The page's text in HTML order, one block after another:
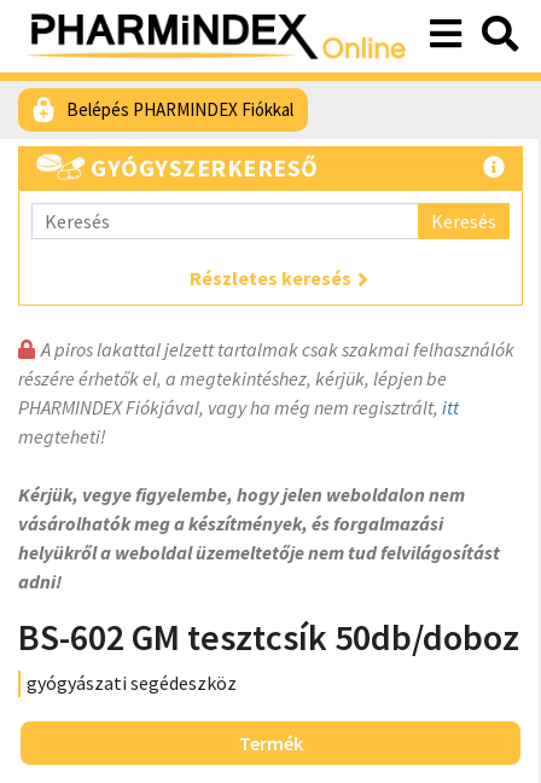
Belépés PHARMINDEX Fiókkal
GYÓGYSZERKERESŐ
Keresés
Részletes keresés
A piros lakattal jelzett tartalmak csak szakmai felhasználók
részére érhetők el, a megtekintéshez, kérjük, lépjen be
PHARMINDEX Fiókjával, vagy ha még nem regisztrált, itt
megteheti!
Kérjük, vegye figyelembe, hogy jelen weboldalon nem
vásárolhatók meg a készítmények, és forgalmazási
helyükről a weboldal üzemeltetője nem tud felvilágosítást
adni!
BS-602 GM tesztcsík 50db/doboz
gyógyászati segédeszköz
Termék